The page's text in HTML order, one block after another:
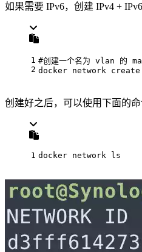
如果需要 IPv6，创建 IPv4 +
1
2
#创建一个名为 vlan 的
docker network
创建好之后，可以使用下面的命
1 docker network ls